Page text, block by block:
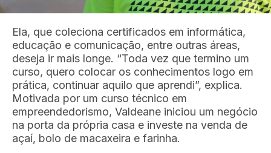
Ela, que coleciona certificados em informática,
educação e comunicação, entre outras áreas,
deseja ir mais longe. “Toda vez que termino um
curso, quero colocar os conhecimentos logo em
prática, continuar aquilo que aprendi”, explica.
Motivada por um curso técnico em
empreendedorismo, Valdeane iniciou um negócio
na porta da própria casa e investe na venda de
açaí, bolo de macaxeira e farinha.